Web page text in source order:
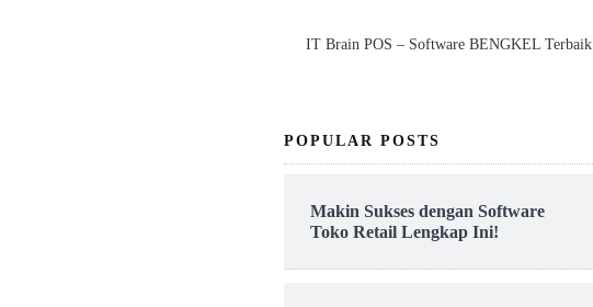
IT Brain POS – Software BENGKEL Terbaik
POPULAR POSTS
Makin Sukses dengan Software
Toko Retail Lengkap Ini!